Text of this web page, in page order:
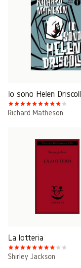
Io sono Helen Driscoll
Richard Matheson
La lotteria
Shirley Jackson